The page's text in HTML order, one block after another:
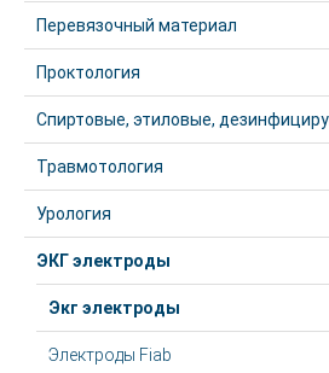
Перевязочный материал
Проктология
Спиртовые, этиловые,
Травмотология
Урология
ЭКГ электроды
Экг электроды
Электроды Fiab